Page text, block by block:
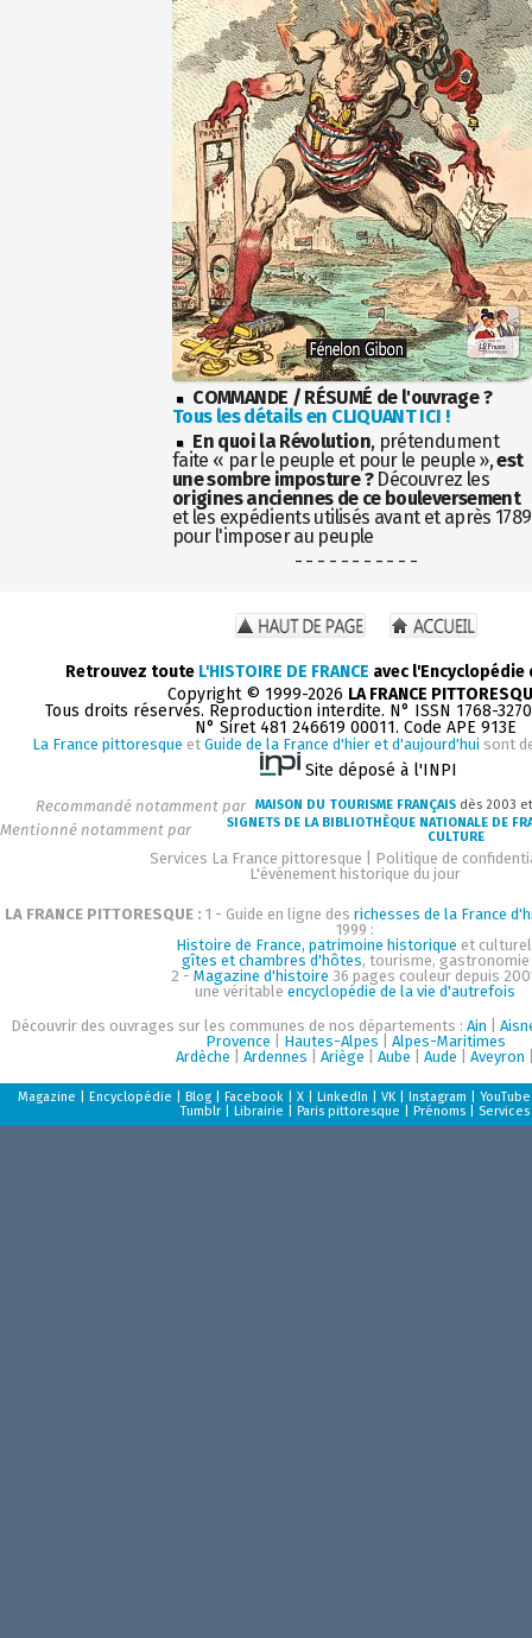
COMMANDE / RÉSUMÉ de l'ouvrage ?
Tous les détails en CLIQUANT ICI !
En quoi la Révolution, prétendument
faite « par le peuple et pour le peuple »,est
une sombre imposture ?Découvrez les
origines anciennes de ce bouleversement
et les expédients utilisés avant et après 1789
pour l'imposer au peuple
- - - - - - - - - - -
Retrouvez toute L'HISTOIRE DE FRANCE avec
Copyright © 1999-2026 LA FRANCE
Tous droits réservés. Reproduction interdite. N° ISSN 1768-
N° Siret 481 246619 00011. Code APE 913E
La France pittoresque et Guide de la France d'hier et d'aujourd'hui sont
Site déposé à l'INPI
Recommandé notamment par MAISON DU TOURISME FRANÇAIS dès 2003
Mentionné notamment par
SIGNETS DE LA BIBLIOTHÈQUE NATIONALE DE
CULTURE
Services La France pittoresque
Politique de
L'événement historique du jour
LA FRANCE PITTORESQUE : 1 - Guide en ligne des richesses de la France
1999 :
Histoire de France, patrimoine historique et
gîtes et chambres d'hôtes, tourisme, gastronomie
2 - Magazine d'histoire 36 pages couleur depuis
une véritableencyclopédie de la vie d'autrefois
Découvrir des ouvrages sur les communes de nos départements :Ain |
Provence
Hautes-Alpes
Alpes-Maritimes
Ardèche |Ardennes |Ariège |Aube |Aude |Aveyron
Magazine |Encyclopédie |Blog |Facebook |X |LinkedIn |VK |Instagram |YouTube
Tumblr |Librairie |Paris pittoresque |Prénoms Services